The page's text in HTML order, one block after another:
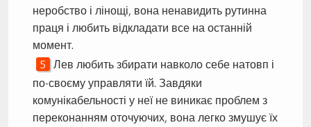
неробство і лінощі, вона ненавидить рутинна
праця і любить відкладати все на останній
момент.
Лев любить збирати навколо себе натовп і
по-своєму управляти їй. Завдяки
комунікабельності у неї не виникає проблем з
переконанням оточуючих, вона легко змушує їх